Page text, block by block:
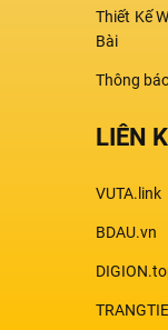
Thiết Kế
Bài
Thông
LIÊN
VUTA.link
BDAU.vn